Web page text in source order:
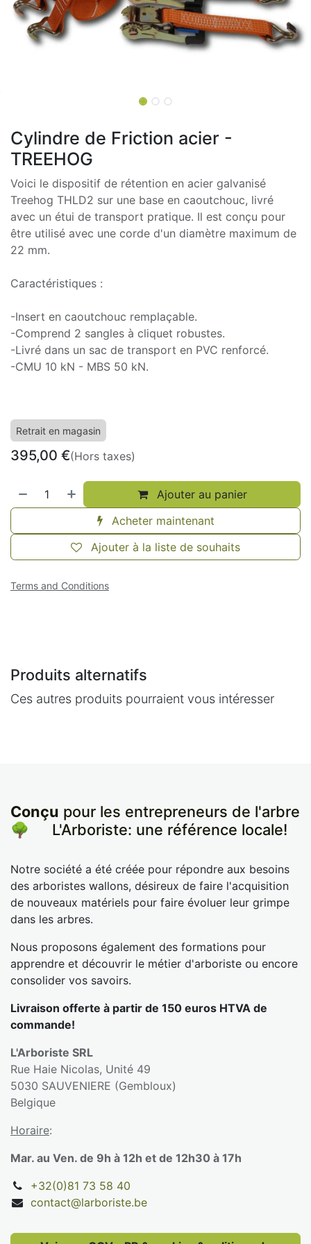
Cylindre de Friction acier -
TREEHOG
Voici le dispositif de rétention en acier galvanisé
Treehog THLD2 sur une base en caoutchouc, livré
avec un étui de transport pratique. Il est conçu pour
être utilisé avec une corde d'un diamètre maximum de
22 mm.
Caractéristiques :
-Insert en caoutchouc remplaçable.
-Comprend 2 sangles à cliquet robustes.
-Livré dans un sac de transport en PVC renforcé.
-CMU 10 kN - MBS 50 kN.
Retrait en magasin
395,00 €(Hors taxes)
Ajouter au panier
Acheter maintenant
Ajouter à la liste de souhaits
Terms and Conditions
Produits alternatifs
Ces autres produits pourraient vous intéresser
Conçu pour les entrepreneurs de l'arbre
🌳
​L'Arboriste: une référence locale!
Notre société a été créée pour répondre aux besoins
des arboristes wallons, désireux de faire l'acquisition
de nouveaux matériels pour faire évoluer leur grimpe
dans les arbres.
Nous proposons également des formations pour
apprendre et découvrir le métier d'arboriste ou encore
consolider vos savoirs.
Livraison offerte à partir de 150 euros HTVA de
commande!
L'Arboriste SRL
Rue Haie Nicolas, Unité 49
5030 SAUVENIERE (Gembloux)
Belgique
Horaire:
Mar. au Ven. de 9h à 12h et de 12h30 à 17h
+32(0)81 73 58 40
contact@larboriste.be